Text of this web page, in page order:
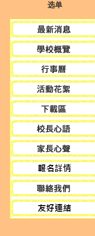
选单